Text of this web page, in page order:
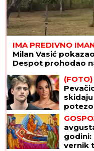
IMA PREDIVNO
Milan Vasić
Despot prohodao
godini:
vernik